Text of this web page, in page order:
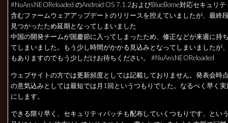
#NuAnsNEOReloaded のAndroid OS 7.1.2およびBlueBorne対応セキュリ
含むファームウェアアップデートのリリースを控えていましたが、最終
見つかったため延期となってしまいました
中国の開発チームが国慶節に入ってしまったため、修正などが来週に持
てしまいました。もう少し時間がかかる見込みとなってしまいましたが
もありますのでもう少しだけお待ちください。 #NuAnsNEOReloaded
ウェブサイトの方では更新頻度としては記載しておりません。発表会時
の意気込みとしては最短では月1回というつもりでした。なるべく早く
にします。
できる限り早く、セキュリティパッチも配布していくつもりです、とい